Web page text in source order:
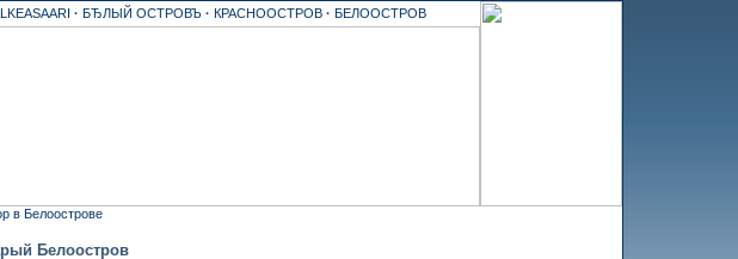
· БЂЛЫЙ ОСТРОВЪ · КРАСНООСТРОВ · БЕЛООСТРОВ
Белоостров